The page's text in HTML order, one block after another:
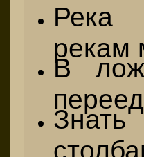
Река
рекам
В